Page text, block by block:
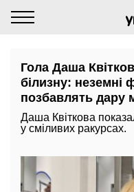
Гола Даша
білизну: неземні
позбавлять дару
Даша Квіткова
у сміливих ракурсах.